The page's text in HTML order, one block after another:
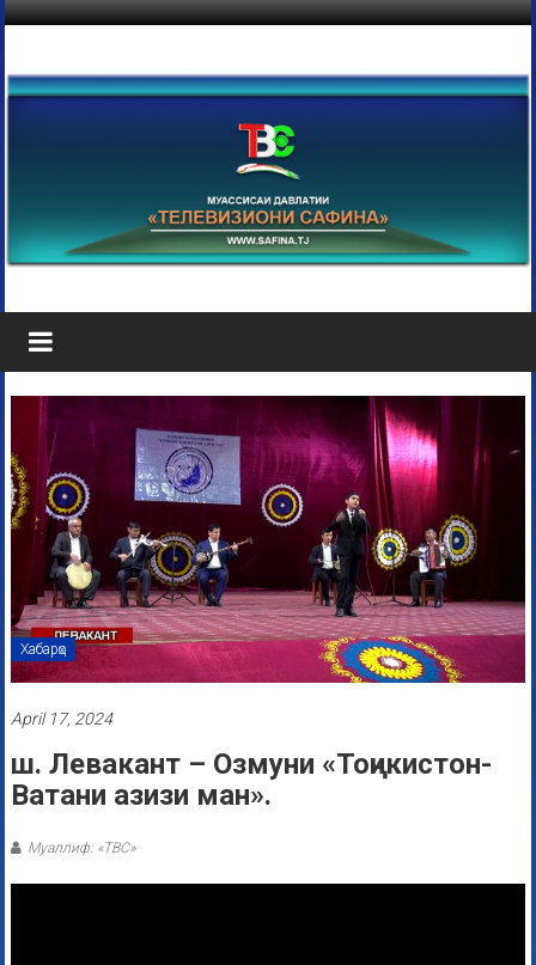
Хабарҳо
April 17, 2024
ш. Левакант – Озмуни «Тоҷикистон-
Ватани азизи ман».
Муаллиф: «ТВС»